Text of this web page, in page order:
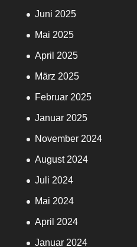
Juni 2025
Mai 2025
April 2025
März 2025
Februar 2025
Januar 2025
November 2024
August 2024
Juli 2024
Mai 2024
April 2024
Januar 2024